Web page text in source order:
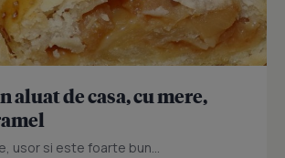
aluat de casa, cu mere,
usor si este foarte bun...